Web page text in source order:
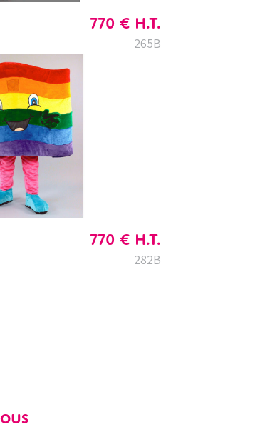
770 € H.T.
265B
770 € H.T.
282B